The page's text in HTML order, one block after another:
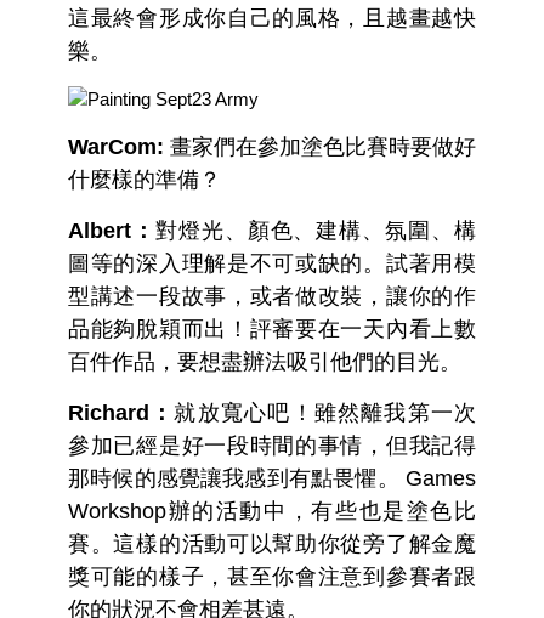
這最終會形成你自己的風格，且越畫越快
樂。
WarCom: 畫家們在參加塗色比賽時要做好
什麼樣的準備？
Albert： 對燈光、顏色、建構、氛圍、構
圖等的深入理解是不可或缺的。試著用模
型講述一段故事，或者做改裝，讓你的作
品能夠脫穎而出！評審要在一天內看上數
百件作品，要想盡辦法吸引他們的目光。
Richard：就放寬心吧！雖然離我第一次
參加已經是好一段時間的事情，但我記得
那時候的感覺讓我感到有點畏懼。 Games
Workshop辦的活動中，有些也是塗色比
賽。這樣的活動可以幫助你從旁了解金魔
獎可能的樣子，甚至你會注意到參賽者跟
你的狀況不會相差甚遠。